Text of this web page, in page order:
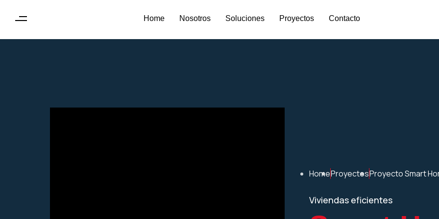
Home Nosotros Soluciones Proyectos Contacto
HomeProyectosProyecto Smart
Viviendas eficientes